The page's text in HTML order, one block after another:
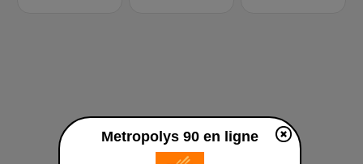
Metropolys 90 en ligne